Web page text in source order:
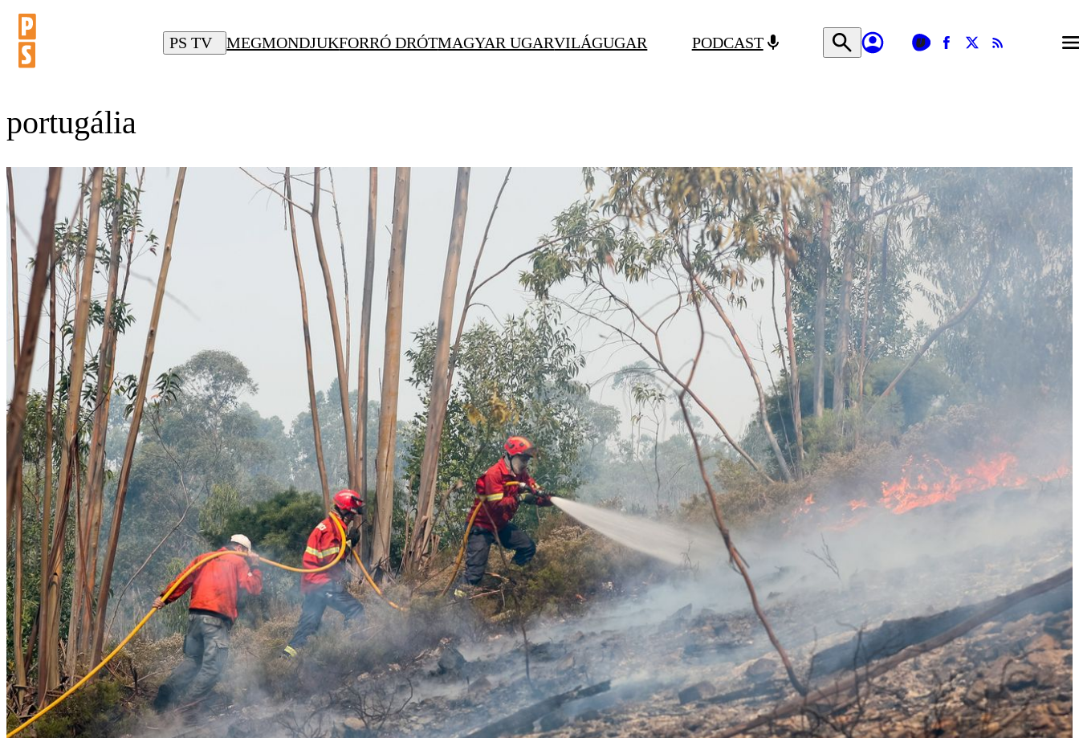
PS TV MEGMONDJUKFORRÓ DRÓTMAGYAR UGARVILÁGUGAR PODCAST
portugália